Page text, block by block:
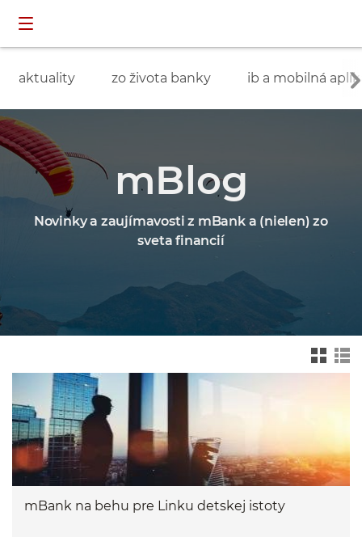
aktuality zo života banky ib a mobilná
mBlog
Novinky a zaujímavosti z mBank a (nielen) zo
sveta financií
widok drz
ewa
felkowy
mBank na behu pre Linku detskej istoty